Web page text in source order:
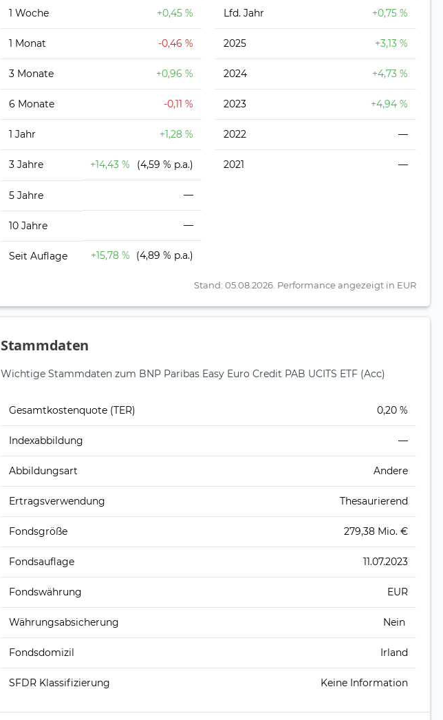
1 Woche +0,45 %
1 Monat -0,46 %
3 Monate +0,96 %
6 Monate -0,11 %
1 Jahr +1,28 %
3 Jahre +14,43 % (4,59 % p.a.)
5 Jahre —
10 Jahre —
Seit Auflage +15,78 % (4,89 % p.a.)
Lfd. Jahr +0,75 %
2025 +3,13 %
2024 +4,73 %
2023 +4,94 %
2022 —
2021 —
Stand: 05.08.2026. Performance angezeigt in EUR
Stammdaten
Wichtige Stammdaten zum BNP Paribas Easy Euro Credit PAB UCITS ETF (Acc)
Gesamt­kosten­quote (TER) 0,20 %
Index­abbildung —
Abbildungs­art Andere
Ertrags­verwendung Thesaurierend
Fonds­größe 279,38 Mio. €
Fonds­auflage 11.07.2023
Fonds­währung EUR
Währungsabsicherung Nein
Fondsdomizil Irland
SFDR Klassifizierung Keine Information